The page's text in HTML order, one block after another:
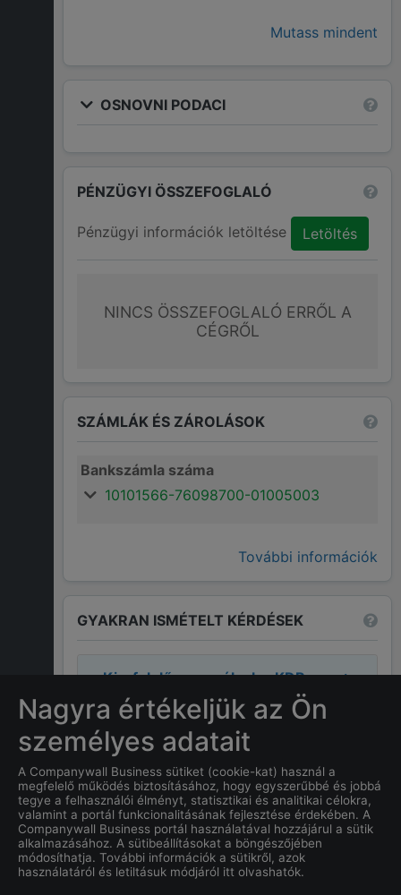
Mutass mindent
OSNOVNI PODACI
PÉNZÜGYI ÖSSZEFOGLALÓ
Pénzügyi információk letöltése Letöltés
NINCS ÖSSZEFOGLALÓ ERRŐL A
CÉGRŐL
SZÁMLÁK ÉS ZÁROLÁSOK
Bankszámla száma
10101566-76098700-01005003
További információk
GYAKRAN ISMÉTELT KÉRDÉSEK
Ki a felelős személyek aKDR
sail Kft. "f. a." cégnél?
A cégnél a felelős személyek:
Forkosh Stepan
MiKDR sail Kft. "f. a."címe?
Mi aKDR sail Kft. "f. a."cég
alapításának dátuma?
Nagyra értékeljük az Ön
személyes adatait
A Companywall Business sütiket (cookie-kat) használ a
megfelelő működés biztosításához, hogy egyszerűbbé és jobbá
tegye a felhasználói élményt, statisztikai és analitikai célokra,
valamint a portál funkcionalitásának fejlesztése érdekében. A
Companywall Business portál használatával hozzájárul a sütik
alkalmazásához. A sütibeállításokat a böngészőjében
módosíthatja. További információk a sütikről, azok
használatáról és letiltásuk módjáról itt olvashatók.